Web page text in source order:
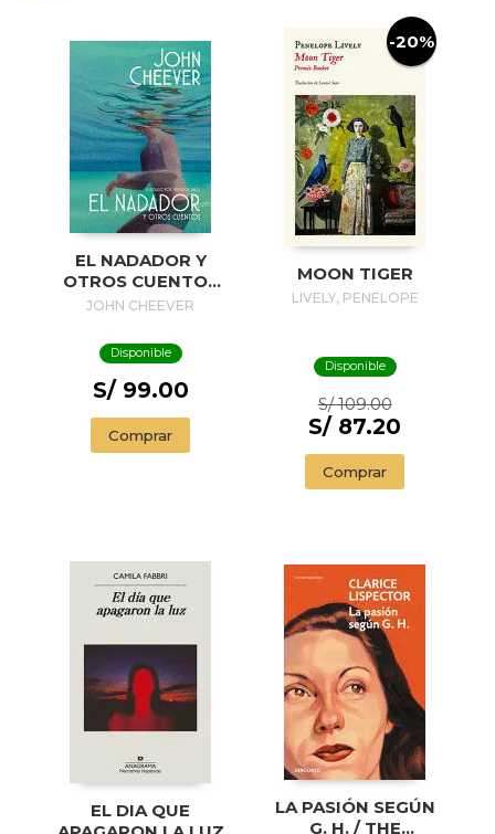
EL NADADOR Y
OTROS CUENTOS
(EDICIÓN
SWIMMER AND
OTHER STORIES (
ILLUSTRADED
JOHN CHEEVER
Disponible
S/ 99.00
Comprar
-20%
MOON TIGER
LIVELY, PENELOPE
Disponible
S/ 109.00
S/ 87.20
Comprar
EL DIA QUE
LA PASIÓN SEGÚN
G. H. / THE